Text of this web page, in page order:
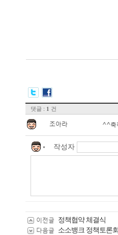
댓글 : 1 건
조아라
^^축
▼ 작성자
이전글 정책협약 체결식
다음글 소소뱅크 정책토론회